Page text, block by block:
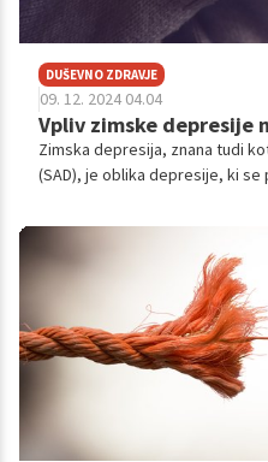
DUŠEVNO ZDRAVJE
09. 12. 2024 04.04
Vpliv zimske depresije
Zimska depresija, znana tudi
(SAD), je oblika depresije, ki se
motnje ne vpliva le na
pomembne posledice za naše
Razumevanje teh povezav je
hladnejših mesecih.